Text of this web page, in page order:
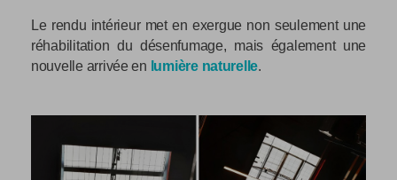
Le rendu intérieur met en exergue non seulement une
réhabilitation du désenfumage, mais également une
nouvelle arrivée en lumière naturelle.